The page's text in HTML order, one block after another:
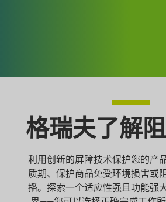
格瑞夫了解
利用创新的屏障技术保护您的产
质期、保护商品免受环境损害或
播。探索一个适应性强且功能强